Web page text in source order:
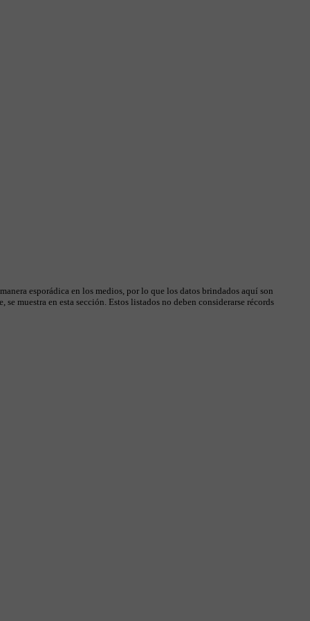
esporádica en los medios, por lo que los datos brindados aquí son
muestra en esta sección. Estos listados no deben considerarse récords